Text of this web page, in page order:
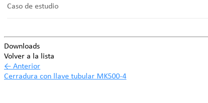
Caso de estudio
Downloads
Volver a la lista
← Anterior
Cerradura con llave tubular MK500-4